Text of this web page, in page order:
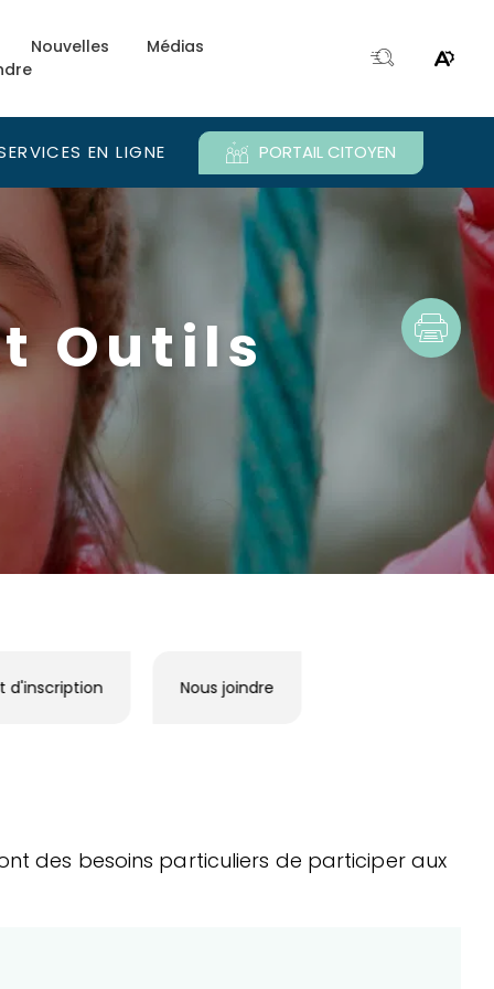
Nouvelles
Médias
fenêtre
de
recherche.
EN LIGNE PORTAIL CITOYEN
Outils
d'inscription Nous joindre
des besoins particuliers de participer aux